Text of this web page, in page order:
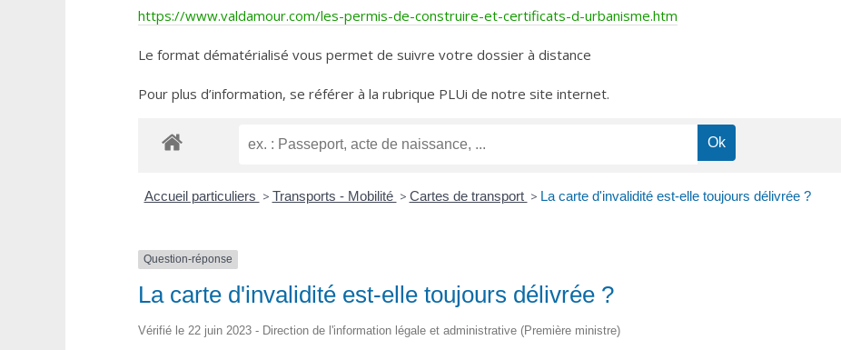
https://www.valdamour.com/les-permis-de-construire-et-certificats-d-urbanisme.htm
Le format dématérialisé vous permet de suivre votre dossier à distance
Pour plus d’information, se référer à la rubrique PLUi de notre site internet.
Accueil particuliers > Transports - Mobilité > Cartes de transport > La carte d'invalidité est-elle toujours délivrée ?
Question-réponse
La carte d'invalidité est-elle toujours délivrée ?
Vérifié le 22 juin 2023 - Direction de l'information légale et administrative (Première ministre)